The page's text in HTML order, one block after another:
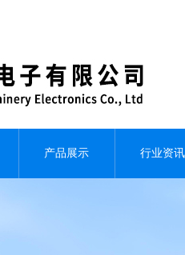
产品展示 行业资讯